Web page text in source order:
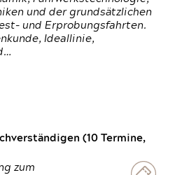
und der grundsätzlichen
und Erprobungsfahrten.
Ideallinie,
(10 Termine,
zum